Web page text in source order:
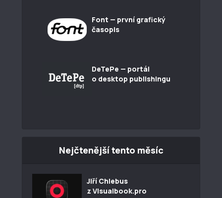
Font — první grafický
časopis
DeTePe — portál
o desktop publishingu
Nejčtenější tento měsíc
Jiří Chlebus
z Visualbook.pro